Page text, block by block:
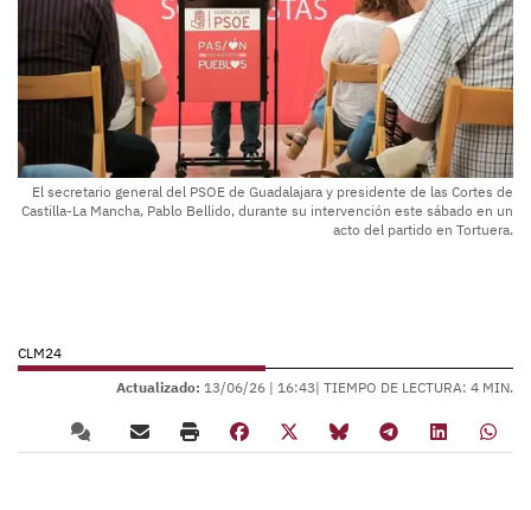
El secretario general del PSOE de Guadalajara y presidente de las Cortes de
Castilla-La Mancha, Pablo Bellido, durante su intervención este sábado en un
acto del partido en Tortuera.
CLM24
Actualizado: 13/06/26 | 16:43| TIEMPO DE LECTURA: 4 MIN.